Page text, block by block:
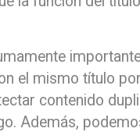
el mismo título
contenido
Además,